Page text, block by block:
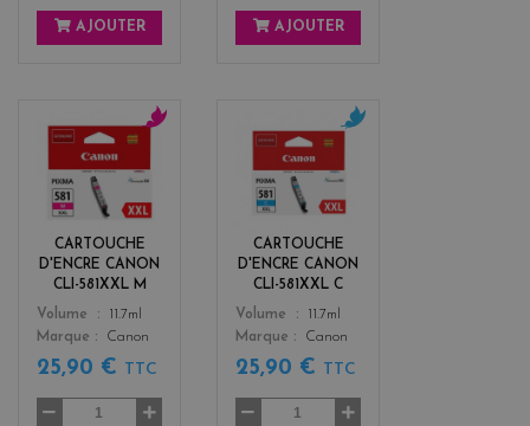
AJOUTER AJOUTER
CARTOUCHE
D'ENCRE CANON
CLI-581XXL M
Color
a
e
n
t
a
Volume
11.7ml
Marque
Canon
25,90 € TTC
CARTOUCHE
D'ENCRE CANON
CLI-581XXL C
Color
n
Volume
11.7ml
Marque
Canon
25,90 € TTC